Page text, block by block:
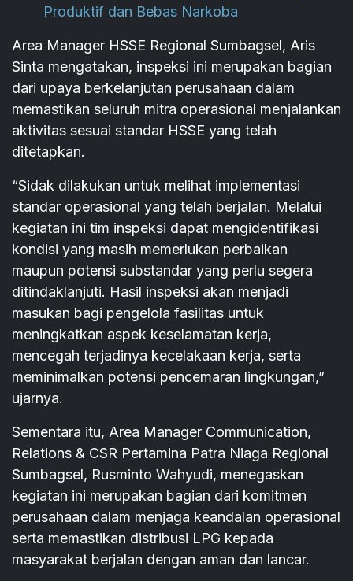
Produktif dan Bebas Narkoba
Area Manager HSSE Regional Sumbagsel, Aris
Sinta mengatakan, inspeksi ini merupakan bagian
dari upaya berkelanjutan perusahaan dalam
memastikan seluruh mitra operasional menjalankan
aktivitas sesuai standar HSSE yang telah
ditetapkan.
“Sidak dilakukan untuk melihat implementasi
standar operasional yang telah berjalan. Melalui
kegiatan ini tim inspeksi dapat mengidentifikasi
kondisi yang masih memerlukan perbaikan
maupun potensi substandar yang perlu segera
ditindaklanjuti. Hasil inspeksi akan menjadi
masukan bagi pengelola fasilitas untuk
meningkatkan aspek keselamatan kerja,
mencegah terjadinya kecelakaan kerja, serta
meminimalkan potensi pencemaran lingkungan,”
ujarnya.
Sementara itu, Area Manager Communication,
Relations & CSR Pertamina Patra Niaga Regional
Sumbagsel, Rusminto Wahyudi, menegaskan
kegiatan ini merupakan bagian dari komitmen
perusahaan dalam menjaga keandalan operasional
serta memastikan distribusi LPG kepada
masyarakat berjalan dengan aman dan lancar.